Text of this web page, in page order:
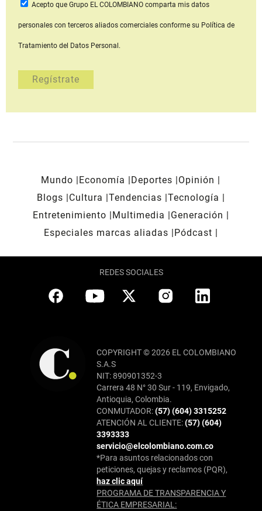
Acepto que Grupo EL COLOMBIANOcomparta mis datos
personales con terceros aliados comerciales conforme su Política de
Tratamiento del Datos Personal.
Mundo Economía Deportes
Opinión
Blogs
Cultura Tendencias Tecnología
Entretenimiento
Multimedia
Generación
Especiales marcas aliadas
Pódcast
REDES SOCIALES
COPYRIGHT © 2026 EL COLOMBIANO
S.A.S
NIT: 890901352-3
Carrera 48 N° 30 Sur - 119, Envigado,
Antioquia, Colombia.
CONMUTADOR:(57) (604) 3315252
ATENCIÓN AL CLIENTE:(57) (604)
3393333
servicio@elcolombiano.com.co
*Para asuntos relacionados con
peticiones, quejas y reclamos (PQR),
haz clic aquí
PROGRAMA DE TRANSPARENCIA Y
ÉTICA EMPRESARIAL: